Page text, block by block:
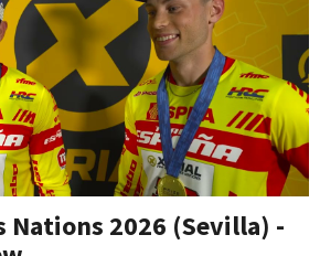
Nations 2026 (Sevilla) -